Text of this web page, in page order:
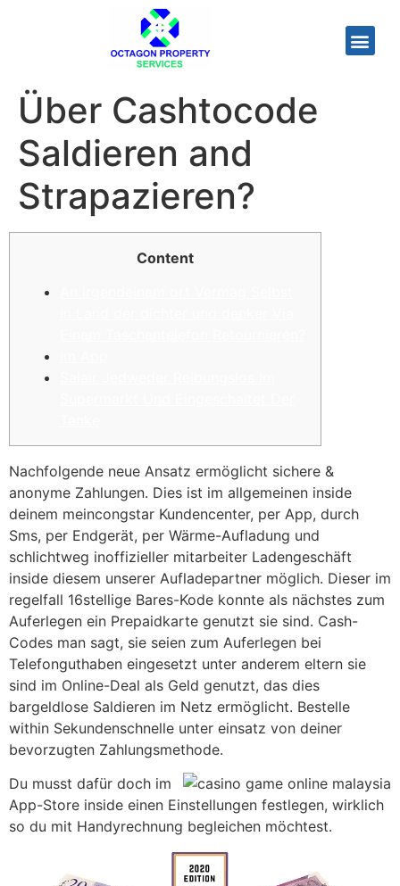
Über Cashtocode
Saldieren and
Strapazieren?
Content
Nachfolgende neue Ansatz ermöglicht sichere &
anonyme Zahlungen. Dies ist im allgemeinen inside
deinem meincongstar Kundencenter, per App, durch
Sms, per Endgerät, per Wärme-Aufladung und
schlichtweg inoffizieller mitarbeiter Ladengeschäft
inside diesem unserer Aufladepartner möglich. Dieser im
regelfall 16stellige Bares-Kode konnte als nächstes zum
Auferlegen ein Prepaidkarte genutzt sie sind. Cash-
Codes man sagt, sie seien zum Auferlegen bei
Telefonguthaben eingesetzt unter anderem eltern sie
sind im Online-Deal als Geld genutzt, das dies
bargeldlose Saldieren im Netz ermöglicht. Bestelle
within Sekundenschnelle unter einsatz von deiner
bevorzugten Zahlungsmethode.
Du musst dafür doch im
App-Store inside einen Einstellungen festlegen, wirklich
so du mit Handyrechnung begleichen möchtest.